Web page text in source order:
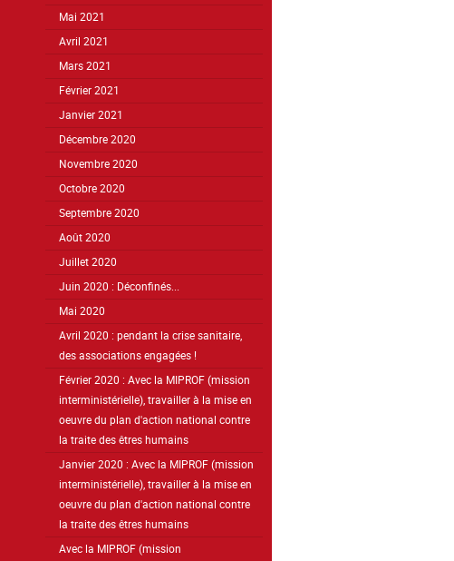
Mai 2021
Avril 2021
Mars 2021
Février 2021
Janvier 2021
Décembre 2020
Novembre 2020
Octobre 2020
Septembre 2020
Août 2020
Juillet 2020
Juin 2020 : Déconfinés...
Mai 2020
Avril 2020 : pendant la crise sanitaire,
des associations engagées !
Février 2020 : Avec la MIPROF (mission
interministérielle), travailler à la mise en
oeuvre du plan d'action national contre
la traite des êtres humains
Janvier 2020 : Avec la MIPROF (mission
interministérielle), travailler à la mise en
oeuvre du plan d'action national contre
la traite des êtres humains
Avec la MIPROF (mission